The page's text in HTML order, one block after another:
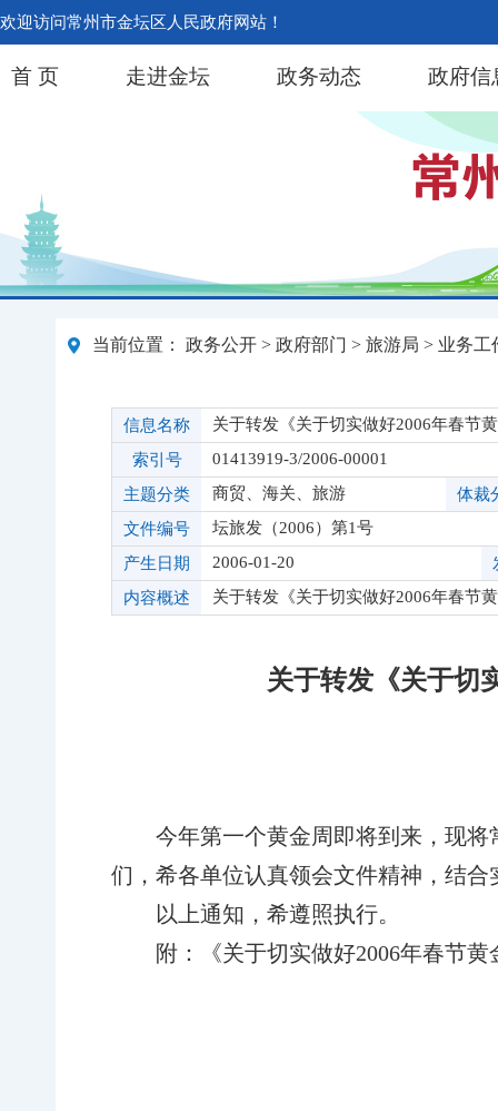
欢迎访问常州市金坛区人民政府网站！
首 页 走进金坛 政务动态 政府信
当前位置： 政务公开 > 政府部门 > 旅游局 > 业务工
信息名称
关于转发《关于切实做好2006年春节
索引号
01413919-3/2006-00001
主题分类
商贸、海关、旅游
体裁
文件编号
坛旅发（2006）第1号
产生日期
2006-01-20
内容概述
关于转发《关于切实做好2006年春节
关于转发《关于切
今年第一个黄金周即将到来，现将
们，希各单位认真领会文件精神，结
以上通知，希遵照执行。
附：
《关于切实做好2006年春节黄